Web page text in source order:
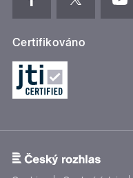
Certifikováno